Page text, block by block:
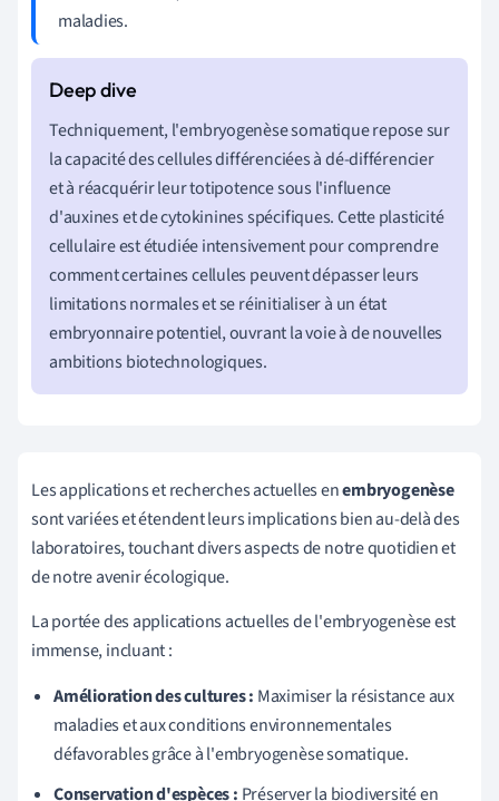
maladies.
Techniquement, l'embryogenèse somatique repose sur
la capacité des cellules différenciées à dé-différencier
et à réacquérir leur totipotence sous l'influence
d'auxines et de cytokinines spécifiques. Cette plasticité
cellulaire est étudiée intensivement pour comprendre
comment certaines cellules peuvent dépasser leurs
limitations normales et se réinitialiser à un état
embryonnaire potentiel, ouvrant la voie à de nouvelles
ambitions biotechnologiques.
Les applications et recherches actuelles enembryogenèse
sont variées et étendent leurs implications bien au-delà des
laboratoires, touchant divers aspects de notre quotidien et
de notre avenir écologique.
La portée des applications actuelles de l'embryogenèse est
immense, incluant :
Amélioration des cultures : Maximiser la résistance aux
maladies et aux conditions environnementales
défavorables grâce à l'embryogenèse somatique.
Conservation d'espèces : Préserver la biodiversité en